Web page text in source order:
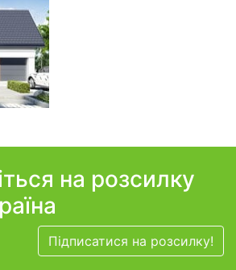
на розсилку
Підписатися на розсилку!